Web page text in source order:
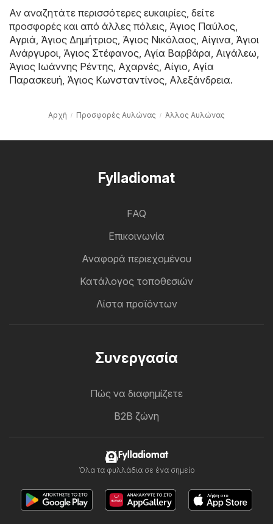
Αν αναζητάτε περισσότερες ευκαιρίες, δείτε
προσφορές και από άλλες πόλεις, Άγιος Παύλος
Αγριά Άγιος Δημήτριος Άγιος Νικόλαος Αίγινα Άγιοι
Ανάργυροι Άγιος Στέφανος Αγία Βαρβάρα Αιγάλεω
Άγιος Ιωάννης Ρέντης Αχαρνές Αίγιο Αγία
Παρασκευή Άγιος Κωνσταντίνος Αλεξάνδρεια.
Αρχή Προσφορές Αυλώνας Άλλος Αυλώνας
Fylladiomat
FAQ
Επικοινωνία
Αναφορά περιεχομένου
Κατάλογος τοποθεσιών
Λίστα προϊόντων
Συνεργασία
Πώς να διαφημίζετε
B2B ζώνη
Fylladiomat
Όλα τα φυλλάδια σε ένα σημείο